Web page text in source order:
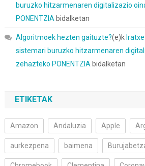
buruzko hitzarmenaren digitalizazio
PONENTZIA bidalketan
Algoritmoek hezten gaituzte?(e)k
sistemari buruzko hitzarmenaren
zehazteko PONENTZIA bidalketan
ETIKETAK
Amazon Andaluzia Apple
aurkezpena baimena